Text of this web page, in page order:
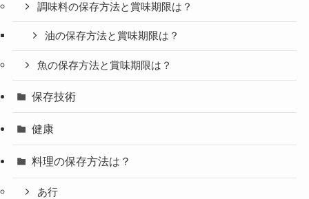
調味料の保存方法と賞味期限は？
油の保存方法と賞味期限は？
魚の保存方法と賞味期限は？
保存技術
健康
料理の保存方法は？
あ行